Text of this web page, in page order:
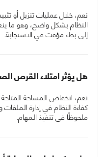
نعم، خلال عمليات تنزيل أو
النظام بشكل واضح، وهو ما
إلى بطء مؤقت في الاستجابة.
هل يؤثر امتلاء القرص
نعم، انخفاض المساحة
كفاءة النظام في إدارة
ملحوظًا في تنفيذ المهام.